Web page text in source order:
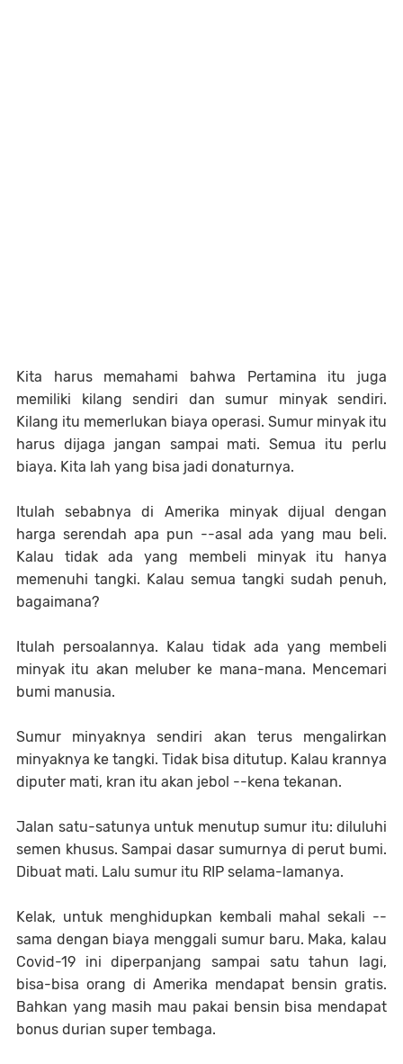
Kita harus memahami bahwa Pertamina itu juga
memiliki kilang sendiri dan sumur minyak sendiri.
Kilang itu memerlukan biaya operasi. Sumur minyak itu
harus dijaga jangan sampai mati. Semua itu perlu
biaya. Kita lah yang bisa jadi donaturnya.
Itulah sebabnya di Amerika minyak dijual dengan
harga serendah apa pun --asal ada yang mau beli.
Kalau tidak ada yang membeli minyak itu hanya
memenuhi tangki. Kalau semua tangki sudah penuh,
bagaimana?
Itulah persoalannya. Kalau tidak ada yang membeli
minyak itu akan meluber ke mana-mana. Mencemari
bumi manusia.
Sumur minyaknya sendiri akan terus mengalirkan
minyaknya ke tangki. Tidak bisa ditutup. Kalau krannya
diputer mati, kran itu akan jebol --kena tekanan.
Jalan satu-satunya untuk menutup sumur itu: diluluhi
semen khusus. Sampai dasar sumurnya di perut bumi.
Dibuat mati. Lalu sumur itu RIP selama-lamanya.
Kelak, untuk menghidupkan kembali mahal sekali --
sama dengan biaya menggali sumur baru. Maka, kalau
Covid-19 ini diperpanjang sampai satu tahun lagi,
bisa-bisa orang di Amerika mendapat bensin gratis.
Bahkan yang masih mau pakai bensin bisa mendapat
bonus durian super tembaga.